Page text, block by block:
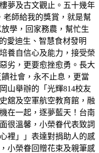
夢及古文觀止。五十幾年
老師給我的獎賞，就是幫
學，回家務農，幫忙生
愛迪生、智慧食材發明
養自信心及能力，接受榮
劣，更要愈挫愈勇。長大
社會，永不止息，更當
山舉辦的「光輝814校友
舘及空軍航空教育館，融
在一起，逐夢藍天！台南
很溫馨，小榮眷代表致詞
裡」」表達對捐助人的感
小榮眷回贈花束及親筆感